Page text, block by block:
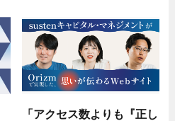
「アクセス数よりも『正し